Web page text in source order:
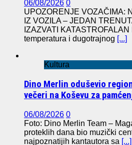
06/08/2026 0
UPOZORENJE VOZAČIMA:
IZ VOZILA – JEDAN
IZAZVATI
temperatura i dugotrajnog [...]
Kultura
Dino Merlin oduševio
večeri na Koševu za
06/08/2026 0
Foto: Dino Merlin Team –
proteklih dana bio muzički
najpoznatijih kantautora sa [...]